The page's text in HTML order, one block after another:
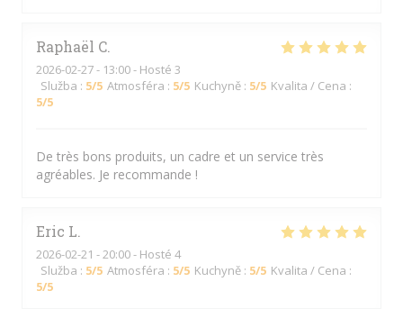
Raphaël C
2026-02-27- 13:00 - Hosté 3
Služba : 5/5 Atmosféra : 5/5 Kuchyně : 5/5 Kvalita / Cena :
5/5
De très bons produits, un cadre et un service très
agréables. Je recommande !
Eric L
2026-02-21 - 20:00 - Hosté 4
Služba : 5/5 Atmosféra : 5/5 Kuchyně : 5/5 Kvalita / Cena :
5/5